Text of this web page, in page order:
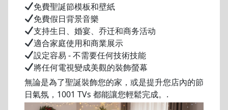
免費聖誕節模板和壁紙
免費假日背景音樂
支持生日、婚宴、乔迁和商务活动
適合家庭使用和商業展示
設定容易 - 不需要任何技術技能
將任何電視變成美觀的裝飾螢幕
無論是為了聖誕裝飾您的家，或是提升您店內的節
日氣氛，1001 TVs 都能讓您輕鬆完成。.